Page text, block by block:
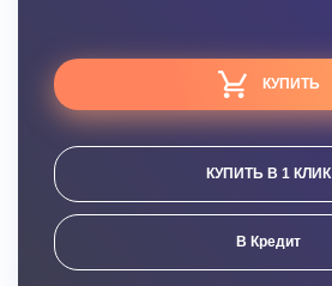
КУПИТЬ
КУПИТЬ В 1 КЛИК
В Кредит